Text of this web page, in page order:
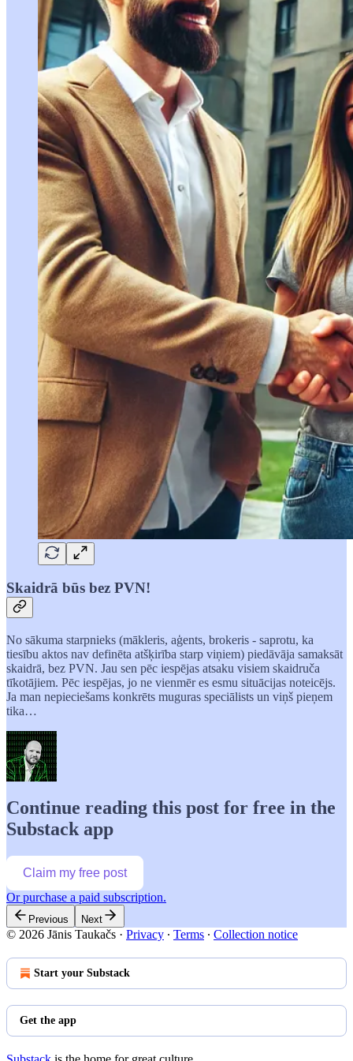
Skaidrā būs bez PVN!
No sākuma starpnieks (mākleris, aģents, brokeris - saprotu, ka
tiesību aktos nav definēta atšķirība starp viņiem) piedāvāja samaksāt
skaidrā, bez PVN. Jau sen pēc iespējas atsaku visiem skaidruča
tīkotājiem. Pēc iespējas, jo ne vienmēr es esmu situācijas noteicējs.
Ja man nepieciešams konkrēts muguras speciālists un viņš pieņem
tika…
Continue reading this post for free in the
Substack app
Claim my free post
Or purchase a paid subscription.
Previous Next
© 2026 Jānis Taukačs · Privacy ∙ Terms ∙ Collection notice
Start your Substack
Get the app